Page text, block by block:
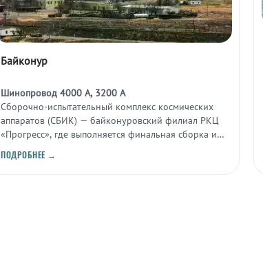
Байконур
Шинопровод 4000 А, 3200 А
Сборочно-испытательный комплекс космических
аппаратов (СБИК) — байконуровский филиал РКЦ
«Прогресс», где выполняется финальная сборка и
запуском.
ПОДРОБНЕЕ →